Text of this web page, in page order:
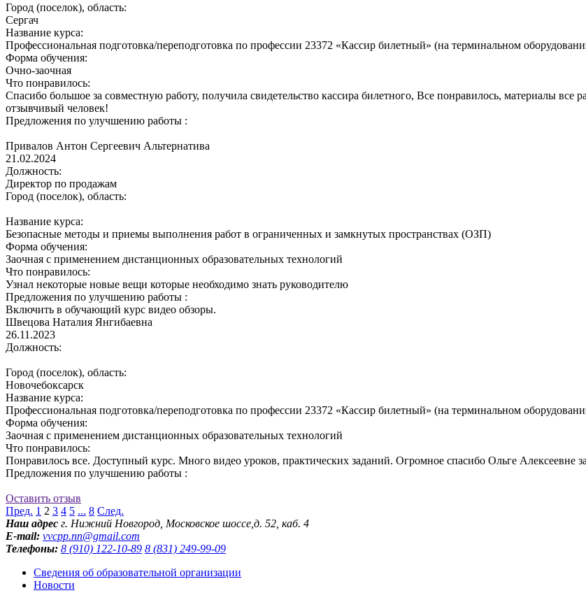
Город (поселок), область:
Сергач
Название курса:
Профессиональная подготовка/переподготовка по профессии 23372 «Кассир билетный» (на терминальном
Форма обучения:
Очно-заочная
Что понравилось:
Спасибо большое за совместную работу, получила свидетельство кассира билетного, Все понравилось, материалы
отзывчивый человек!
Предложения по улучшению работы :
Привалов Антон Сергеевич Альтернатива
21.02.2024
Должность:
Директор по продажам
Город (поселок), область:
Название курса:
Безопасные методы и приемы выполнения работ в ограниченных и замкнутых пространствах (ОЗП)
Форма обучения:
Заочная с применением дистанционных образовательных технологий
Что понравилось:
Узнал некоторые новые вещи которые необходимо знать руководителю
Предложения по улучшению работы :
Включить в обучающий курс видео обзоры.
Швецова Наталия Янгибаевна
26.11.2023
Должность:
Город (поселок), область:
Новочебоксарск
Название курса:
Профессиональная подготовка/переподготовка по профессии 23372 «Кассир билетный» (на терминальном
Форма обучения:
Заочная с применением дистанционных образовательных технологий
Что понравилось:
Понравилось все. Доступный курс. Много видео уроков, практических заданий. Огромное спасибо Ольге Алексеевне
Предложения по улучшению работы :
Оставить отзыв
Пред. 1 2 3 4 5 ... 8 След.
Наш адрес г. Нижний Новгород, Московское шоссе,д. 52, каб. 4
E-mail: vvcpp.nn@gmail.com
Телефоны: 8 (910) 122-10-89 8 (831) 249-99-09
Сведения об образовательной организации
Новости